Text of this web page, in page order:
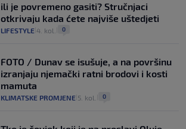
ili je povremeno gasiti? Stručnjaci
otkrivaju kada ćete najviše uštedjeti
LIFESTYLE 4. kol. 0
FOTO / Dunav se isušuje, a na površinu
izranjaju njemački ratni brodovi i kosti
mamuta
KLIMATSKE PROMJENE 5. kol. 0